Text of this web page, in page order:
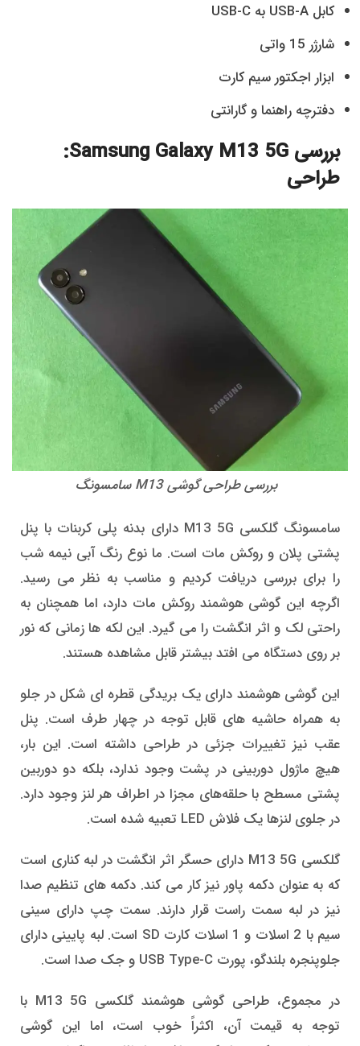
کابل USB-A به USB-C
شارژر 15 واتی
ابزار اجکتور سیم کارت
دفترچه راهنما و گارانتی
بررسی Samsung Galaxy M13 5G:
طراحی
بررسی طراحی گوشی M13 سامسونگ
سامسونگ گلکسی M13 5G دارای بدنه پلی کربنات با پنل
پشتی پلان و روکش مات است. ما نوع رنگ آبی نیمه شب
را برای بررسی دریافت کردیم و مناسب به نظر می رسید.
اگرچه این گوشی هوشمند روکش مات دارد، اما همچنان به
راحتی لک و اثر انگشت را می گیرد. این لکه ها زمانی که نور
بر روی دستگاه می افتد بیشتر قابل مشاهده هستند.
این گوشی هوشمند دارای یک بریدگی قطره ای شکل در جلو
به همراه حاشیه های قابل توجه در چهار طرف است. پنل
عقب نیز تغییرات جزئی در طراحی داشته است. این بار،
هیچ ماژول دوربینی در پشت وجود ندارد، بلکه دو دوربین
پشتی مسطح با حلقه‌های مجزا در اطراف هر لنز وجود دارد.
در جلوی لنزها یک فلاش LED تعبیه شده است.
گلکسی M13 5G دارای حسگر اثر انگشت در لبه کناری است
که به عنوان دکمه پاور نیز کار می کند. دکمه های تنظیم صدا
نیز در لبه سمت راست قرار دارند. سمت چپ دارای سینی
سیم با 2 اسلات و 1 اسلات کارت SD است. لبه پایینی دارای
جلوپنجره بلندگو، پورت USB Type-C و جک صدا است.
در مجموع، طراحی گوشی هوشمند گلکسی M13 5G با
توجه به قیمت آن، اکثراً خوب است، اما این گوشی